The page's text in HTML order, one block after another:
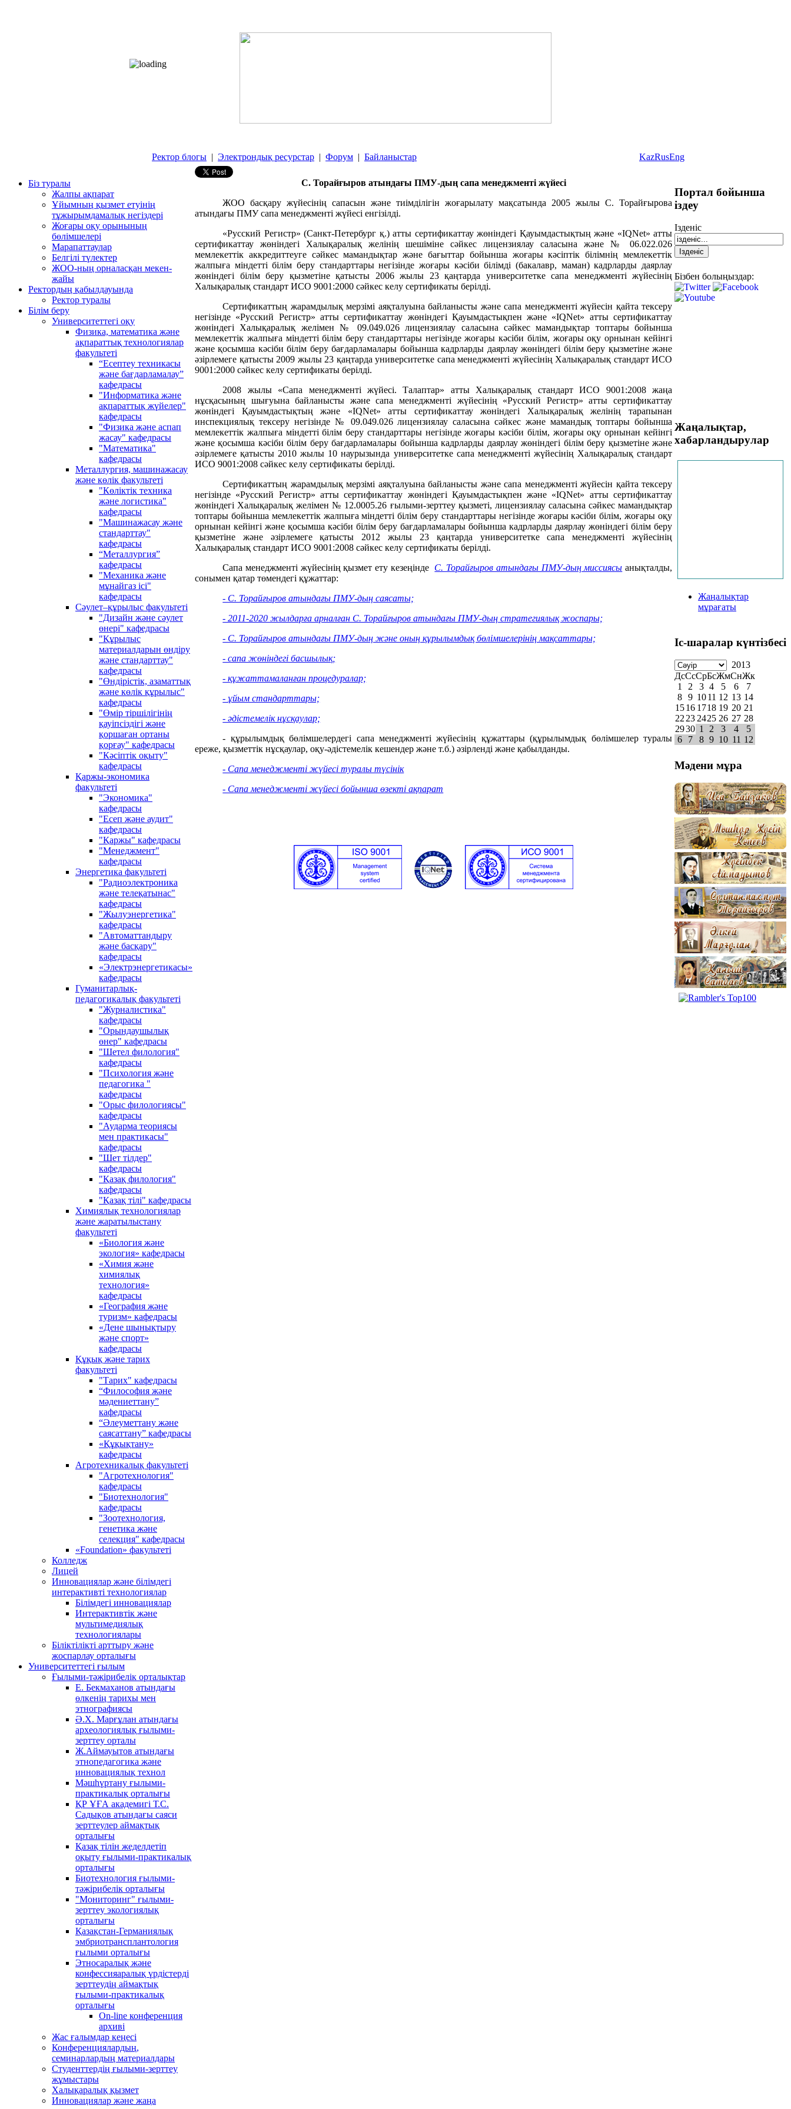
Ректор блогы | Электрондық ресурстар | Форум | Байланыстар KazRusEng
Біз туралы
Жалпы ақпарат
Ұйымның қызмет етуінің
тұжырымдамалық негіздері
Жоғары оқу орынының
бөлімшелері
Марапаттаулар
Белгілі түлектер
ЖОО-ның орналасқан мекен-
жайы
Ректордың қабылдауында
Ректор туралы
Білім беру
Университеттегі оқу
Физика, математика және
ақпараттық технологиялар
факультеті
“Есептеу техникасы
және бағдарламалау”
кафедрасы
"Информатика және
ақпараттық жүйелер"
кафедрасы
"Физика және аспап
жасау" кафедрасы
"Математика"
кафедрасы
Металлургия, машинажасау
және көлік факультеті
"Көліктік техника
және логистика"
кафедрасы
"Машинажасау және
стандарттау"
кафедрасы
“Металлургия”
кафедрасы
"Механика және
мұнайгаз ісі"
кафедрасы
Сәулет–құрылыс факультеті
"Дизайн және сәулет
өнері" кафедрасы
"Құрылыс
материалдарын өндiру
және стандарттау"
кафедрасы
"Өндірістік, азаматтық
және көлік құрылыс"
кафедрасы
"Өмір тіршілігінің
қауіпсіздігі және
қоршаған ортаны
қорғау" кафедрасы
"Кәсіптік оқыту"
кафедрасы
Қаржы-экономика
факультеті
"Экономика"
кафедрасы
"Есеп және аудит"
кафедрасы
"Қаржы" кафедрасы
"Менеджмент"
кафедрасы
Энергетика факультеті
"Радиоэлектроника
және телеқатынас"
кафедрасы
"Жылуэнергетика"
кафедрасы
"Автоматтандыру
және басқару"
кафедрасы
«Электрэнергетикасы»
кафедрасы
Гуманитарлық-
педагогикалық факультеті
"Журналистика"
кафедрасы
"Орындаушылық
өнер" кафедрасы
"Шетел филология"
кафедрасы
"Психология және
педагогика "
кафедрасы
"Орыс филологиясы"
кафедрасы
"Аударма теориясы
мен практикасы"
кафедрасы
"Шет тілдер"
кафедрасы
"Қазақ филология"
кафедрасы
"Қазақ тілі" кафедрасы
Химиялық технологиялар
және жаратылыстану
факультеті
«Биология және
экология» кафедрасы
«Химия және
химиялық
технология»
кафедрасы
«География және
туризм» кафедрасы
«Дене шынықтыру
және спорт»
кафедрасы
Құқық және тарих
факультеті
"Тарих" кафедрасы
“Философия және
мәдениеттану”
кафедрасы
“Әлеуметтану және
саясаттану” кафедрасы
«Құқықтану»
кафедрасы
Агротехникалық факультеті
"Агротехнология"
кафедрасы
"Биотехнология"
кафедрасы
"Зоотехнология,
генетика және
селекция" кафедрасы
«Foundation» факультеті
Колледж
Лицей
Инновациялар және білімдегі
интерактивті технологиялар
Білімдегі инновациялар
Интерактивтік және
мультимедиялық
технологиялары
Біліктілікті арттыру және
жоспарлау орталығы
Университеттегі ғылым
Ғылыми-тәжірибелік орталықтар
Е. Бекмаханов атындағы
өлкенің тарихы мен
этнографиясы
Ә.Х. Марғұлан атындағы
археологиялық ғылыми-
зерттеу орталы
Ж.Аймауытов атындағы
этнопедагогика және
инновациялық технол
Мәшһүртану ғылыми-
практикалық орталығы
ҚР ҰҒА академигі Т.С.
Садықов атындағы саяси
зерттеулер аймақтық
орталығы
Қазақ тілін жеделдетіп
оқыту ғылыми-практикалық
орталығы
Биотехнология ғылыми-
тәжірибелік орталығы
"Мониторинг" ғылыми-
зерттеу экологиялық
орталығы
Қазақстан-Германиялық
эмбриотрансплантология
ғылыми орталығы
Этносаралық және
конфессияаралық үрдістерді
зерттеудің аймақтық
ғылыми-практикалық
орталығы
Оn-line конференция
архиві
Жас ғалымдар кеңесі
Конференциялардың,
семинарлардың материалдары
Студенттердің ғылыми-зерттеу
жұмыстары
Халықаралық қызмет
Инновациялар және жаңа
С. Торайғыров атындағы ПМУ-дың сапа менеджменті жүйесі
ЖОО басқару жүйесінің сапасын және тиімділігін жоғарылату мақсатында 2005 жылы С. Торайғырова
атындағы ПМУ сапа менеджменті жүйесі енгізілді.
«Русский Регистр» (Санкт-Петербург қ.) атты сертификаттау жөніндегі Қауымдастықтың және «IQNet» атты
сертификаттау жөніндегі Халықаралық желінің шешіміне сәйкес лицензиялау саласына және № 06.022.026
мемлекеттік аккредиттеуге сәйкес мамандықтар және бағыттар бойынша жоғары кәсіптік білімнің мемлекеттік
жалпыға міндетті білім беру стандарттары негізінде жоғары кәсіби білімді (бакалавр, маман) кадрларды даярлау
жөніндегі білім беру қызметіне қатысты 2006 жылы 23 қаңтарда университетке сапа менеджменті жүйесінің
Халықаралық стандарт ИСО 9001:2000 сәйкес келу сертификаты берілді.
Сертификаттың жарамдылық мерзімі аяқталуына байланысты және сапа менеджменті жүйесін қайта тексеру
негізінде «Русский Регистр» атты сертификаттау жөніндегі Қауымдастықпен және «IQNet» атты сертификаттау
жөніндегі Халықаралық желімен № 09.049.026 лицензиялау саласына сәйкес мамандықтар топтары бойынша
мемлекеттік жалпыға міндетті білім беру стандарттары негізінде жоғары кәсіби білім, жоғары оқу орнынан кейінгі
және қосымша кәсіби білім беру бағдарламалары бойынша кадрларды даярлау жөніндегі білім беру қызметіне және
әзірлемеге қатысты 2009 жылы 23 қаңтарда университетке сапа менеджменті жүйесінің Халықаралық стандарт ИСО
9001:2000 сәйкес келу сертификаты берілді.
2008 жылы «Сапа менеджменті жүйесі. Талаптар» атты Халықаралық стандарт ИСО 9001:2008 жаңа
нұсқасының шығуына байланысты және сапа менеджменті жүйесінің «Русский Регистр» атты сертификаттау
жөніндегі Қауымдастықтың және «IQNet» атты сертификаттау жөніндегі Халықаралық желінің тарапынан
инспекциялық тексеру негізінде № 09.049.026 лицензиялау саласына сәйкес және мамандық топтары бойынша
мемлекеттік жалпыға міндетті білім беру стандарттары негізінде жоғары кәсіби білім, жоғары оқу орнынан кейінгі
және қосымша кәсіби білім беру бағдарламалары бойынша кадрларды даярлау жөніндегі білім беру қызметіне және
әзірлемеге қатысты 2010 жылы 10 наурызында университетке сапа менеджменті жүйесінің Халықаралық стандарт
ИСО 9001:2008 сәйкес келу сертификаты берілді.
Сертификаттың жарамдылық мерзімі аяқталуына байланысты және сапа менеджменті жүйесін қайта тексеру
негізінде «Русский Регистр» атты сертификаттау жөніндегі Қауымдастықпен және «IQNet» атты сертификаттау
жөніндегі Халықаралық желімен № 12.0005.26 ғылыми-зерттеу қызметі, лицензиялау саласына сәйкес мамандықтар
топтары бойынша мемлекеттік жалпыға міндетті білім беру стандарттары негізінде жоғары кәсіби білім, жоғары оқу
орнынан кейінгі және қосымша кәсіби білім беру бағдарламалары бойынша кадрларды даярлау жөніндегі білім беру
қызметіне және әзірлемеге қатысты 2012 жылы 23 қаңтарда университетке сапа менеджменті жүйесінің
Халықаралық стандарт ИСО 9001:2008 сәйкес келу сертификаты берілді.
Сапа менеджменті жүйесінің қызмет ету кезеңінде С. Торайғыров атындағы ПМУ-дың миссиясы анықталды,
сонымен қатар төмендегі құжаттар:
- С. Торайғыров атындағы ПМУ-дың саясаты;
- 2011-2020 жылдарға арналған С. Торайғыров атындағы ПМУ-дың стратегиялық жоспары;
- С. Торайғыров атындағы ПМУ-дың және оның құрылымдық бөлімшелерінің мақсаттары;
- сапа жөніндегі басшылық;
- құжаттамаланған процедуралар;
- ұйым стандарттары;
- әдістемелік нұсқаулар;
- құрылымдық бөлімшелердегі сапа менеджменті жүйесінің құжаттары (құрылымдық бөлімшелер туралы
ереже, қызметтік нұсқаулар, оқу-әдістемелік кешендер және т.б.) әзірленді және қабылданды.
- Сапа менеджменті жүйесі туралы түсінік
- Cапа менеджменті жүйесі бойынша өзекті ақпарат
Портал бойынша
іздеу
Iзденіс
Бізбен болыңыздар:
Жаңалықтар,
хабарландырулар
Жаңалықтар
мұрағаты
Іс-шаралар күнтізбесі
2013
ДсСсСрБсЖмСнЖк
1
2 3 4 5 6
7
8 9 10 11 12 13 14
1516 1718 19 20 21
22232425 26 27 28
2930 1 2 3 4
5
6
7 8 9 10 11 12
Мәдени мұра